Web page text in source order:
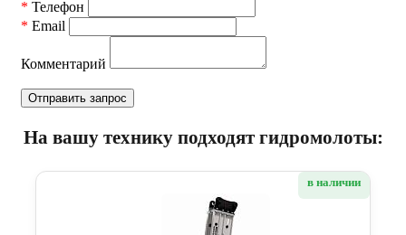
* Телефон
* Email
Комментарий
На вашу технику подходят гидромолоты:
в наличии